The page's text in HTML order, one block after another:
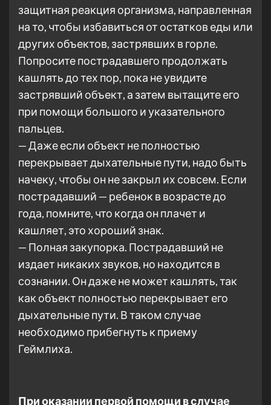
защитная реакция организма, направленная
на то, чтобы избавиться от остатков еды или
других объектов, застрявших в горле.
Попросите пострадавшего продолжать
кашлять до тех пор, пока не увидите
застрявший объект, а затем вытащите его
при помощи большого и указательного
пальцев.
— Даже если объект не полностью
перекрывает дыхательные пути, надо быть
начеку, чтобы он не закрыл их совсем. Если
пострадавший — ребенок в возрасте до
года, помните, что когда он плачет и
кашляет, это хороший знак.
— Полная закупорка. Пострадавший не
издает никаких звуков, но находится в
сознании. Он даже не может кашлять, так
как объект полностью перекрывает его
дыхательные пути. В таком случае
необходимо прибегнуть к приему
Геймлиха.
При оказании первой помощи в случае